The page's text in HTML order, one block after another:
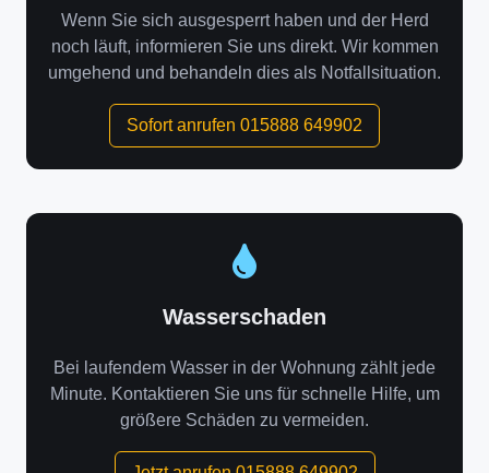
Wenn Sie sich ausgesperrt haben und der Herd
noch läuft, informieren Sie uns direkt. Wir kommen
umgehend und behandeln dies als Notfallsituation.
Sofort anrufen 015888 649902
Wasserschaden
Bei laufendem Wasser in der Wohnung zählt jede
Minute. Kontaktieren Sie uns für schnelle Hilfe, um
größere Schäden zu vermeiden.